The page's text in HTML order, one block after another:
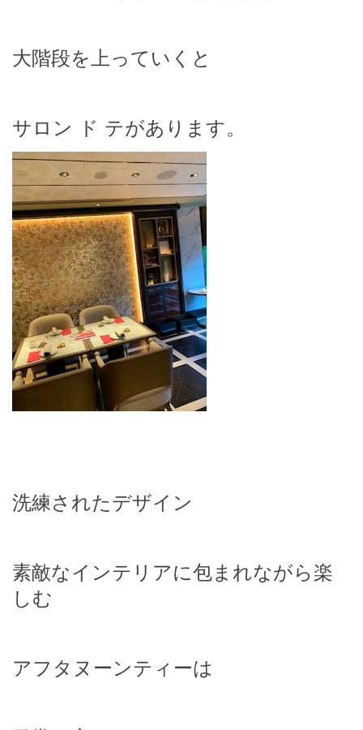
大階段を上っていくと
サロン ド テがあります。
洗練されたデザイン
素敵なインテリアに包まれながら楽
しむ
アフタヌーンティーは